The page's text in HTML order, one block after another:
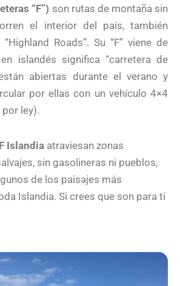
“F”) son rutas de montaña sin
el interior del país, también
Roads”. Su “F” viene de
en islandés significa “carretera de
abiertas durante el verano y
por ellas con un vehículo 4×4
ley).
Islandia atraviesan zonas
sin gasolineras ni pueblos,
de los paisajes más
Islandia. Si crees que son para ti